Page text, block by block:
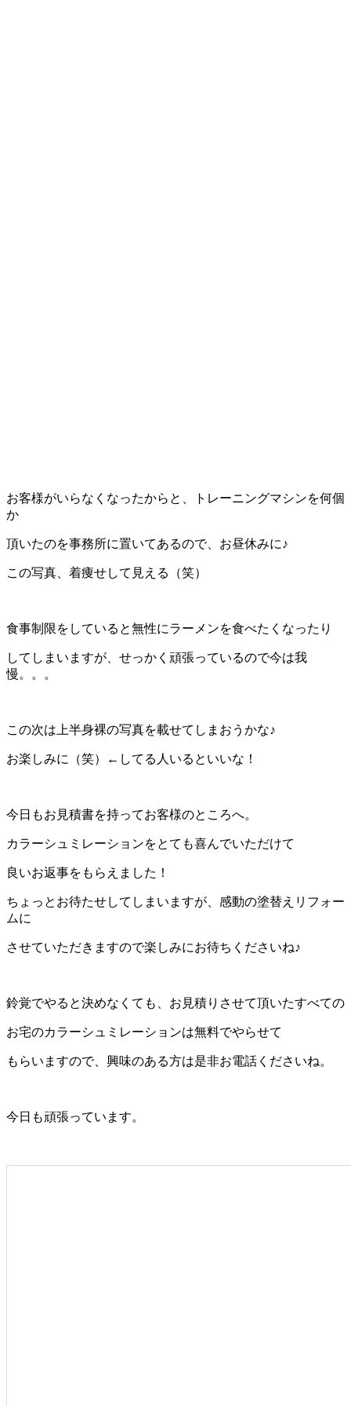
お客様がいらなくなったからと、トレーニングマシンを何個
か
頂いたのを事務所に置いてあるので、お昼休みに♪
この写真、着痩せして見える（笑）
食事制限をしていると無性にラーメンを食べたくなったり
してしまいますが、せっかく頑張っているので今は我
慢。。。
この次は上半身裸の写真を載せてしまおうかな♪
お楽しみに（笑）←してる人いるといいな！
今日もお見積書を持ってお客様のところへ。
カラーシュミレーションをとても喜んでいただけて
良いお返事をもらえました！
ちょっとお待たせしてしまいますが、感動の塗替えリフォー
ムに
させていただきますので楽しみにお待ちくださいね♪
鈴覚でやると決めなくても、お見積りさせて頂いたすべての
お宅のカラーシュミレーションは無料でやらせて
もらいますので、興味のある方は是非お電話くださいね。
今日も頑張っています。